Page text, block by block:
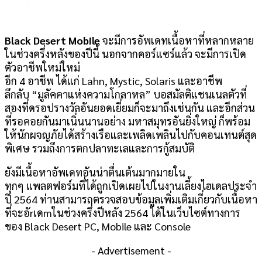
Black Desert Mobileจะมีการอัพเดทเนื้อหาที่หลากหลาย
ในช่วงครึ่งหลังของปีนี้ นอกจากคอร์แซร์แล้ว จะมีการเปิด
ตัวอาชีพใหม่ใหม่
อีก 4 อาชีพ ได้แก่ Lahn, Mystic, Solaris และอาชีพ
ลึกลับ “มูลัคคาแห่งความโกลาหล” บอสมัลติแชนเนลตัวที่
สองที่ดรอปรางวัลอันยอดเยี่ยมก็จะมาถึงเช่นกัน และอีกส่วน
ที่รอคอยกันมาเนิ่นนานอย่าง มหาสมุทรอันยิ่งใหญ่ ก็พร้อม
ให้นักผจญภัยได้สร้างเรือและเพลิดเพลินไปกับคอนเทนต์สุด
พิเศษ รวมถึงการตกปลาทะเลและการกู้สมบัติ
ยังมีเนื้อหาอัพเดทอันน่าตื่นเต้นมากมายใน
ทุกๆ แพลตฟอร์มที่ได้ถูกเปิดเผยไปในงานเลี้ยงไฮเดลประจำ
ปี 2564 ท่านสามารถตรวจสอบข้อมูลเพิ่มเติมเกี่ยวกับเนื้อหา
ที่จะอัrเดmในช่วงครึ่งปีหลัง 2564 ได้ในเว็บไซต์ทางการ
ของ Black Desert PC, Mobile และ Console
- Advertisement -